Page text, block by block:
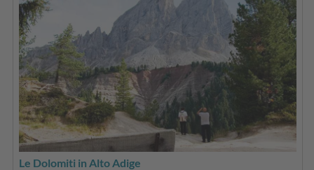
Le Dolomiti in Alto Adige